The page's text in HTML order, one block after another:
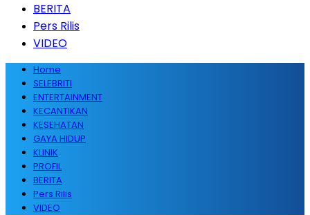
BERITA
Pers Rilis
VIDEO
Home
SELEBRITI
ENTERTAINMENT
KECANTIKAN
KESEHATAN
GAYA HIDUP
KLINIK
PROFIL
BERITA
Pers Rilis
VIDEO